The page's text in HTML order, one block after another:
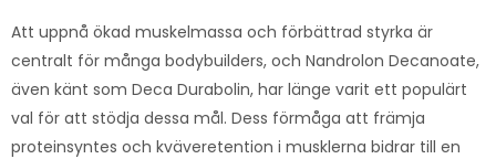
Att uppnå ökad muskelmassa och förbättrad styrka är
centralt för många bodybuilders, och Nandrolon Decanoate,
även känt som Deca Durabolin, har länge varit ett populärt
val för att stödja dessa mål. Dess förmåga att främja
proteinsyntes och kväveretention i musklerna bidrar till en